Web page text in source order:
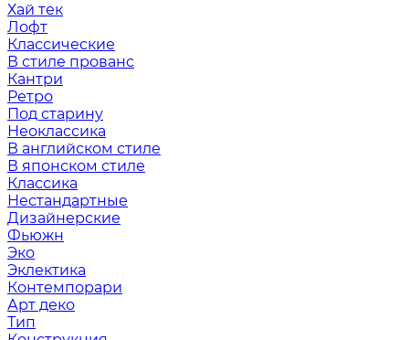
Хай тек
Лофт
Классические
В стиле прованс
Кантри
Ретро
Под старину
Неоклассика
В английском стиле
В японском стиле
Классика
Нестандартные
Дизайнерские
Фьюжн
Эко
Эклектика
Контемпорари
Арт деко
Тип